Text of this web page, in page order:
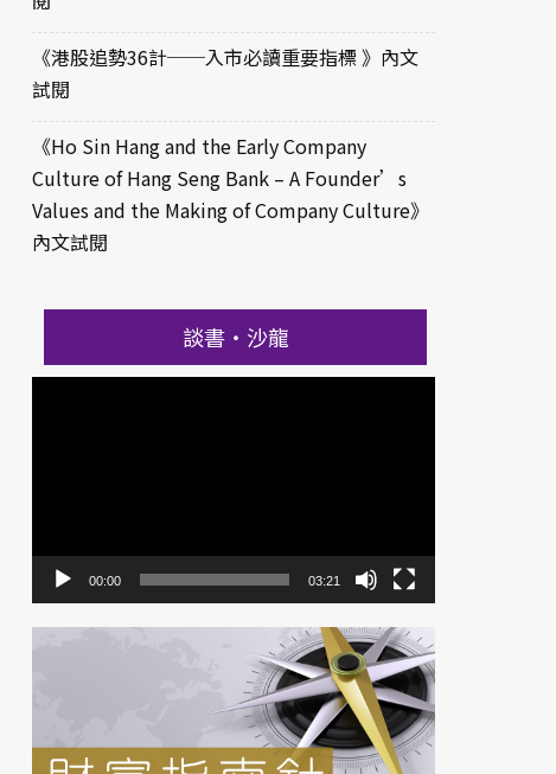
《港股追勢36計──入市必讀重要指標 》內文
試閱
《Ho Sin Hang and the Early Company
Culture of Hang Seng Bank – A Founder’s
Values and the Making of Company Culture》
內文試閱
談書‧沙龍
00:00 03:21